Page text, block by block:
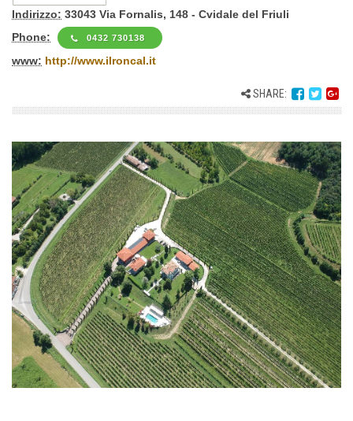
Indirizzo: 33043 Via Fornalis, 148 - Cvidale del Friuli
Phone:
0432 730138
www: http://www.ilroncal.it
SHARE: